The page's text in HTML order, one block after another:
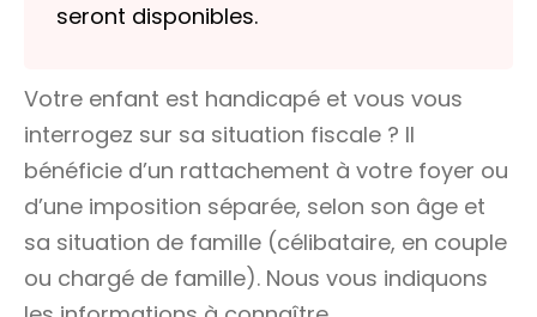
seront disponibles.
Votre enfant est handicapé et vous vous
interrogez sur sa situation fiscale ? Il
bénéficie d’un rattachement à votre foyer ou
d’une imposition séparée, selon son âge et
sa situation de famille (célibataire, en couple
ou chargé de famille). Nous vous indiquons